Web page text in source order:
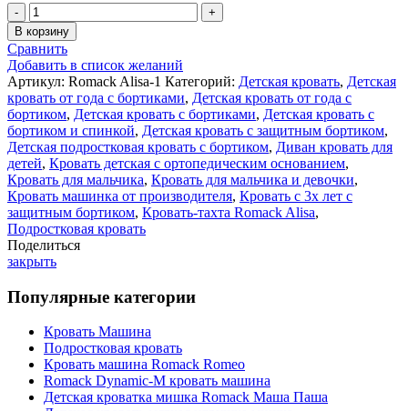
Количество
товара
Кровать
Romack
Alisa
на
ортопедическом
основании
160*80
цвет
Мокко
В корзину
Сравнить
Добавить в список желаний
Артикул: Romack Alisa-1 Категорий: Детская кровать, Детская
кровать от года с бортиками, Детская кровать от года с
бортиком, Детская кровать с бортиками, Детская кровать с
бортиком и спинкой, Детская кровать с защитным бортиком,
Детская подростковая кровать с бортиком, Диван кровать для
детей, Кровать детская с ортопедическим основанием,
Кровать для мальчика, Кровать для мальчика и девочки,
Кровать машинка от производителя, Кровать с 3х лет с
защитным бортиком, Кровать-тахта Romack Alisa,
Подростковая кровать
Поделиться
закрыть
Популярные категории
Кровать Машина
Подростковая кровать
Кровать машина Romack Romeo
Romack Dynamic-M кровать машина
Детская кроватка мишка Romack Маша Паша